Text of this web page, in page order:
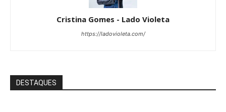
Cristina Gomes - Lado Violeta
https://ladovioleta.com/
DESTAQUES